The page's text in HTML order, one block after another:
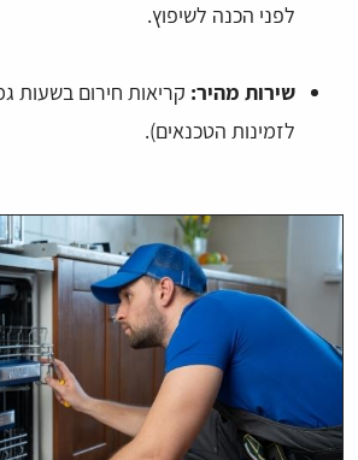
לפני הכנה לשיפוץ.
שירות מהיר: קריאות חירום בשעות
לזמינות הטכנאים).